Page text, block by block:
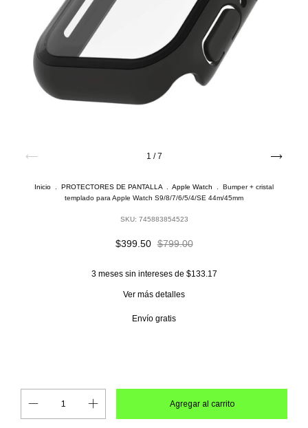
1 /7
Inicio PROTECTORES DE PANTALLA Apple Watch
Bumper + cristal
templado para Apple Watch S9/8/7/6/5/4/SE 44m/45mm
SKU: 745883854523
$399.50 $799.00
3 meses sin intereses de $133.17
Ver más detalles
Envío gratis